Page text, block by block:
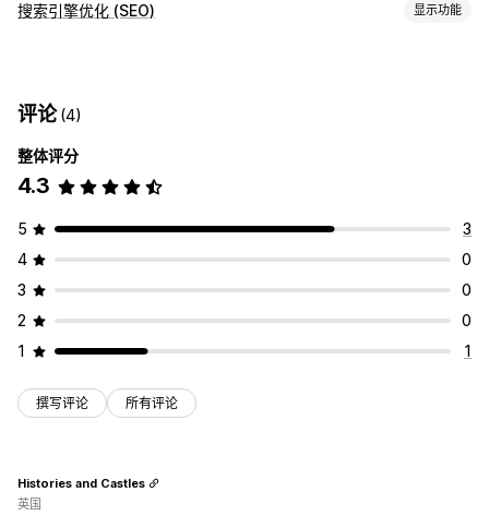
搜索引擎优化 (SEO) 显示功能
审核 排名跟踪
评论(4)
整体评分
4.3
5
3
4
0
3
0
2
0
1
1
撰写评论 所有评论
Histories and Castles
英国